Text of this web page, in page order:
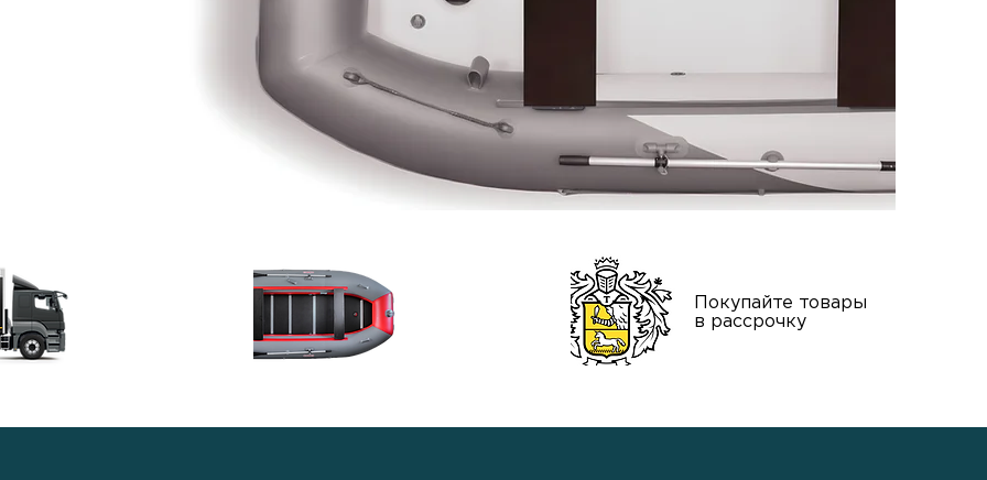
Покупайте товары
в рассрочку